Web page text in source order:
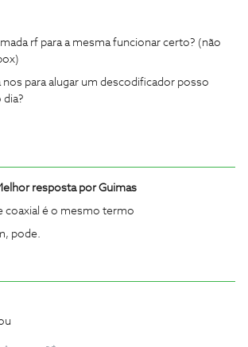
rf para a mesma funcionar certo? (não
nos para alugar um descodificador posso
resposta porGuimas
coaxial é o mesmo termo
pode.